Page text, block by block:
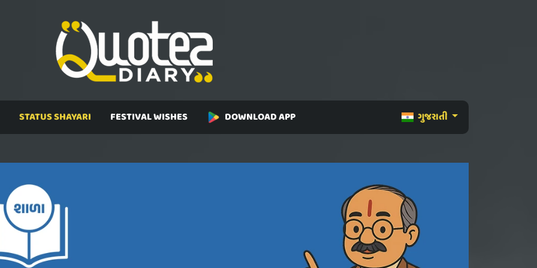
ગુજરાતી
STATUS SHAYARI FESTIVAL WISHES DOWNLOAD APP